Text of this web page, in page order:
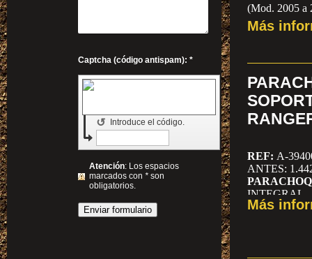
(Mod. 2005 a
ANTES:
Más
REF: A-
ANTES:
(FORD)
Más
Captcha (código antispam): *
Introduce el código.
↺
Atención: Los espacios
marcados con *son
obligatorios.